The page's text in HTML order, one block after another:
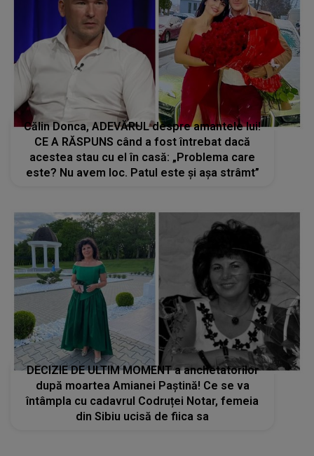
Călin Donca, ADEVĂRUL despre amantele lui!
CE A RĂSPUNS când a fost întrebat dacă
acestea stau cu el în casă: „Problema care
este? Nu avem loc. Patul este și așa strâmt”
DECIZIE DE ULTIM MOMENT a anchetatorilor
după moartea Amianei Paștină! Ce se va
întâmpla cu cadavrul Codruței Notar, femeia
din Sibiu ucisă de fiica sa